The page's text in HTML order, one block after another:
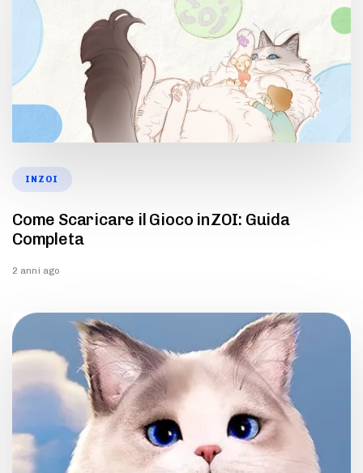
INZOI
Come Scaricare il Gioco inZOI: Guida
Completa
2 anni ago